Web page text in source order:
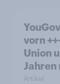
vorn
Union
Jahren
Artikel